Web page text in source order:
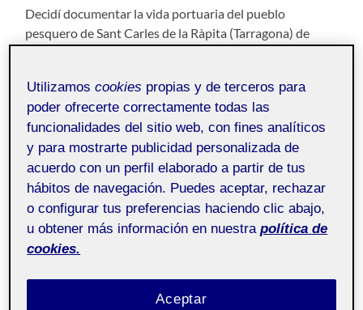
Decidí documentar la vida portuaria del pueblo
pesquero de Sant Carles de la Ràpita (Tarragona) de
profesiones relacionadas con este oficio.
Espero que os guste.
Gracias
Utilizamoscookies propias y de terceros para
poder ofrecerte correctamente todas las
funcionalidades del sitio web, con fines analíticos
y para mostrarte publicidad personalizada de
acuerdo con un perfil elaborado a partir de tus
hábitos de navegación. Puedes aceptar, rechazar
o configurar tus preferencias haciendo clic abajo,
u obtener más información en nuestra política de
cookies.
Aceptar